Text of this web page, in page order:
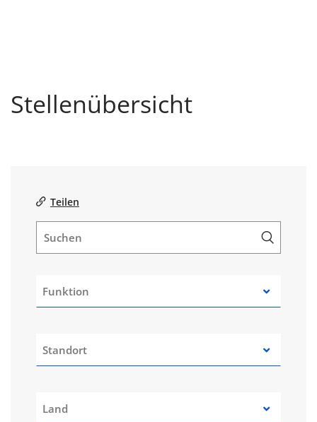
Stellenübersicht
Teilen